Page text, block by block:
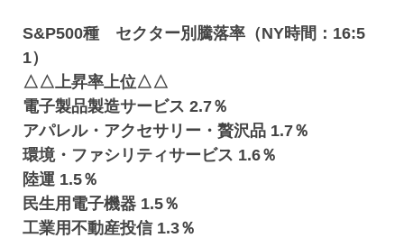
S&P500種 セクター別騰落率（NY時間：16:5
1）
△△上昇率上位△△
電子製品製造サービス 2.7％
アパレル・アクセサリー・贅沢品 1.7％
環境・ファシリティサービス 1.6％
陸運 1.5％
民生用電子機器 1.5％
工業用不動産投信 1.3％